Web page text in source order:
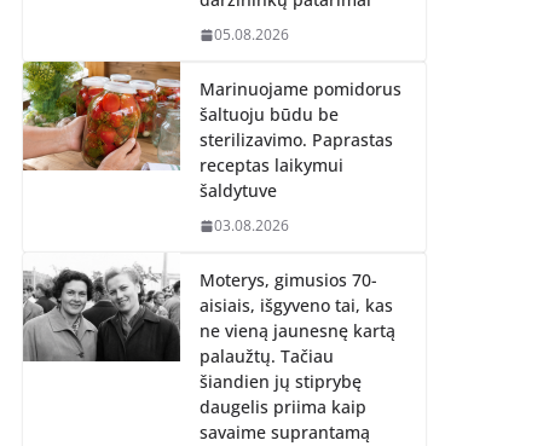
05.08.2026
Marinuojame pomidorus
šaltuoju būdu be
sterilizavimo. Paprastas
receptas laikymui
šaldytuve
03.08.2026
Moterys, gimusios 70-
aisiais, išgyveno tai, kas
ne vieną jaunesnę kartą
palaužtų. Tačiau
šiandien jų stiprybę
daugelis priima kaip
savaime suprantamą